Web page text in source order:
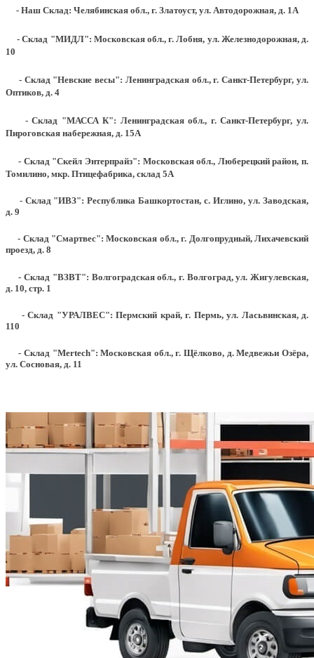
- Наш Склад: Челябинская обл., г. Златоуст, ул. Автодорожная, д. 1А
- Склад "МИДЛ": Московская обл., г. Лобня, ул. Железнодорожная, д.
10
- Склад "Невские весы": Ленинградская обл., г. Санкт-Петербург, ул.
Оптиков, д. 4
- Склад "МАССА К": Ленинградская обл., г. Санкт-Петербург, ул.
Пироговская набережная, д. 15А
- Склад "Скейл Энтерпрайз": Московская обл., Люберецкий район, п.
Томилино, мкр. Птицефабрика, склад 5А
- Склад "ИВЗ": Республика Башкортостан, с. Иглино, ул. Заводская,
д. 9
- Склад "Смартвес":Московская обл., г. Долгопрудный, Лихачевский
проезд, д. 8
- Склад "ВЗВТ": Волгоградская обл., г. Волгоград, ул. Жигулевская,
д. 10, стр. 1
- Склад "УРАЛВЕС": Пермский край, г. Пермь, ул. Ласьвинская, д.
110
- Склад "Mertech": Московская обл., г. Щёлково, д. Медвежьи Озёра,
ул. Сосновая, д. 11